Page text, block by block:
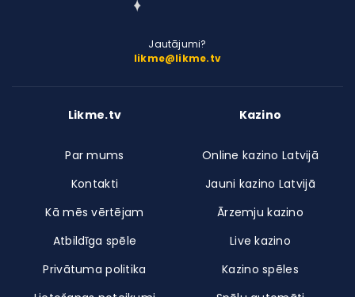
Jautājumi?
likme@likme.tv
Likme.tv
Par mums
Kontakti
Kā mēs vērtējam
Atbildīga spēle
Privātuma politika
Kazino
Online kazino Latvijā
Jauni kazino Latvijā
Ārzemju kazino
Live kazino
Kazino spēles